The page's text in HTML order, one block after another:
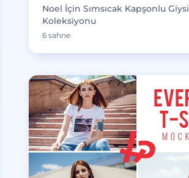
Noel İçin Sımsıcak Kapşonlu Giysi
Koleksiyonu
6 sahne